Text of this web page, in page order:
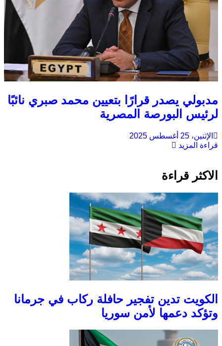
مدبولي يصدر قرارًا بتعيين محمد صبري نائبًا
لرئيس البورصة المصرية
الإثنين، 25 أغسطس 2025
قراءة المزيد
الاكثر قراءة
الكويت تدين تفجير حافلة ركاب في جرمانا
وتؤكد دعمها لأمن سوريا